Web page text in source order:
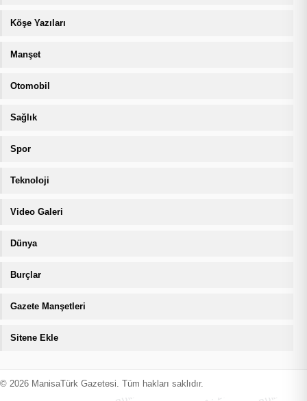
Köşe Yazıları
Manşet
Otomobil
Sağlık
Spor
Teknoloji
Video Galeri
Dünya
Burçlar
Gazete Manşetleri
Sitene Ekle
© 2026 ManisaTürk Gazetesi. Tüm hakları saklıdır.